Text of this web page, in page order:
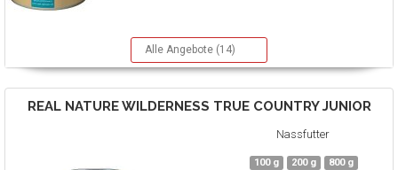
Alle Angebote (14)
REAL NATUREWILDERNESS TRUE COUNTRY JUNIOR
Nassfutter
100 g 200 g 800 g